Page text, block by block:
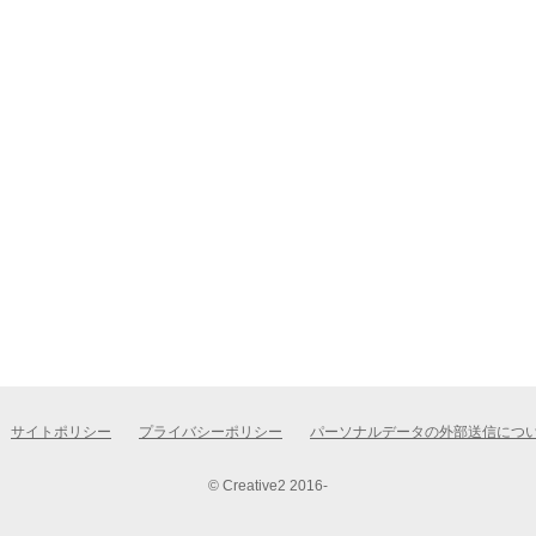
サイトポリシー プライバシーポリシー パーソナルデータの外部送信につ
© Creative2 2016-